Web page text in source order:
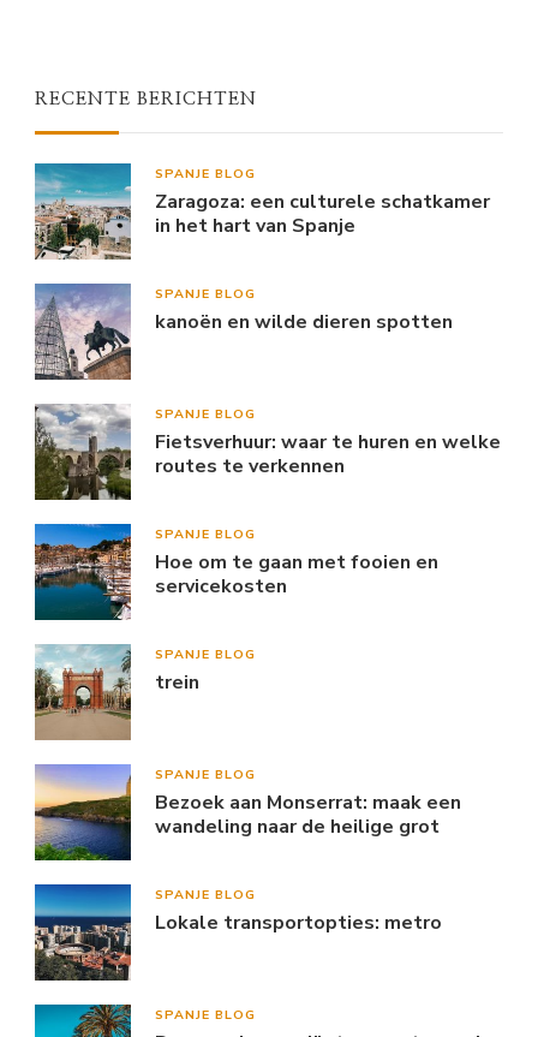
RECENTE BERICHTEN
SPANJE BLOG
Zaragoza: een culturele schatkamer
in het hart van Spanje
SPANJE BLOG
kanoën en wilde dieren spotten
SPANJE BLOG
Fietsverhuur: waar te huren en welke
routes te verkennen
SPANJE BLOG
Hoe om te gaan met fooien en
servicekosten
SPANJE BLOG
trein
SPANJE BLOG
Bezoek aan Monserrat: maak een
wandeling naar de heilige grot
SPANJE BLOG
Lokale transportopties: metro
SPANJE BLOG